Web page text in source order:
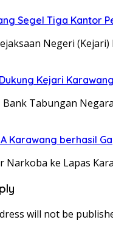
Segel Tiga Kantor
Negeri
Kejari
Bank Tabungan
Karawang berhasil
Narkoba ke Lapas
will not be